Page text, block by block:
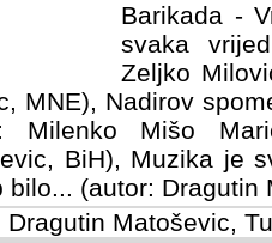
Barikada -
svaka
Milovic,
Nadirov spomenar
Mišo Maric, UK),
je svirala (autor:
Dragutin Matosevic,
Dragutin Matoševic,